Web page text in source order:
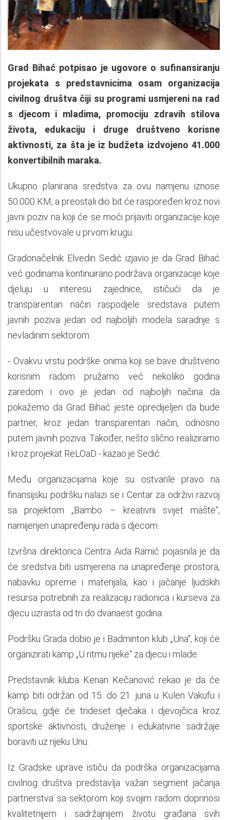
Grad Bihać potpisao je ugovore o sufinansiranju
projekata s predstavnicima osam organizacija
civilnog društva čiji su programi usmjereni na rad
s djecom i mladima, promociju zdravih stilova
života, edukaciju i druge društveno korisne
aktivnosti, za šta je iz budžeta izdvojeno 41.000
konvertibilnih maraka.
Ukupno planirana sredstva za ovu namjenu iznose
50.000 KM, a preostali dio bit će raspoređen kroz novi
javni poziv na koji će se moći prijaviti organizacije koje
nisu učestvovale u prvom krugu.
Gradonačelnik Elvedin Sedić izjavio je da Grad Bihać
već godinama kontinuirano podržava organizacije koje
djeluju u interesu zajednice, ističući da je
transparentan način raspodjele sredstava putem
javnih poziva jedan od najboljih modela saradnje s
nevladinim sektorom.
- Ovakvu vrstu podrške onima koji se bave društveno
korisnim radom pružamo već nekoliko godina
zaredom i ovo je jedan od najboljih načina da
pokažemo da Grad Bihać jeste opredijeljen da bude
partner, kroz jedan transparentan način, odnosno
putem javnih poziva. Također, nešto slično realiziramo
i kroz projekat ReLOaD - kazao je Sedić.
Među organizacijama koje su ostvarile pravo na
finansijsku podršku nalazi se i Centar za održivi razvoj
sa projektom „Bambo – kreativni svijet mašte“,
namijenjen unapređenju rada s djecom.
Izvršna direktorica Centra Aida Ramić pojasnila je da
će sredstva biti usmjerena na unapređenje prostora,
nabavku opreme i materijala, kao i jačanje ljudskih
resursa potrebnih za realizaciju radionica i kurseva za
djecu uzrasta od tri do dvanaest godina.
Podršku Grada dobio je i Badminton klub „Una“, koji će
organizirati kamp „U ritmu rijeke“ za djecu i mlade.
Predstavnik kluba Kenan Kečanović rekao je da će
kamp biti održan od 15. do 21. juna u Kulen Vakufu i
Orašcu, gdje će trideset dječaka i djevojčica kroz
sportske aktivnosti, druženje i edukativne sadržaje
boraviti uz rijeku Unu.
Iz Gradske uprave ističu da podrška organizacijama
civilnog društva predstavlja važan segment jačanja
partnerstva sa sektorom koji svojim radom doprinosi
kvalitetnijem i sadržajnijem životu građana svih